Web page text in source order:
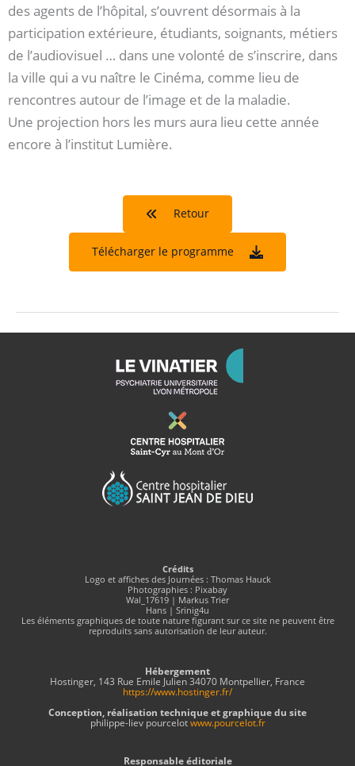
des agents de l’hôpital, s’ouvrent désormais à la
participation extérieure, étudiants, soignants, métiers
de l’audiovisuel … dans une volonté de s’inscrire, dans
la ville qui a vu naître le Cinéma, comme lieu de
rencontres autour de l’image et de la maladie.
Une projection hors les murs aura lieu cette année
encore à l’institut Lumière.
Retour
Télécharger le programme
Crédits
Logo et affiches des Journées : Thomas Hauck
Photographies : Pixabay
Wal_17619 | Markus Trier
Hans | Srinig4u
Les éléments graphiques de toute nature figurant sur ce site ne peuvent être
reproduits sans autorisation de leur auteur.
Hébergement
Hostinger, 143 Rue Emile Julien 34070 Montpellier, France
https://www.hostinger.fr/
Conception, réalisation technique et graphique du site
philippe-liev pourcelotwww.pourcelot.fr
Responsable éditoriale